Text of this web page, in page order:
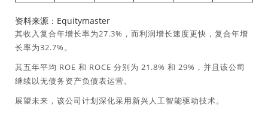
资料来源：Equitymaster
其收入复合年增长率为27.3%，而利润增长速度更快，复合年增
长率为32.7%。
其五年平均 ROE 和 ROCE 分别为 21.8% 和 29%，并且该公司
继续以无债务资产负债表运营。
展望未来，该公司计划深化采用新兴人工智能驱动技术。